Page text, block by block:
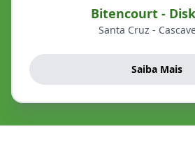
Bitencourt -
Santa Cruz -
Saiba Mais